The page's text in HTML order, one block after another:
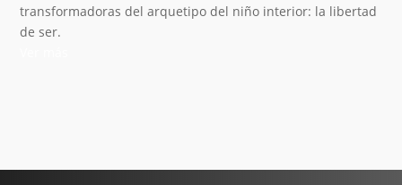
transformadoras del arquetipo del niño interior: la libertad
de ser.